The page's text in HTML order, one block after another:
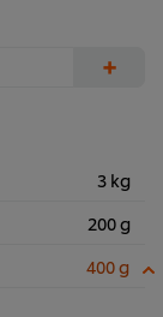
+
3 kg
200 g
400 g